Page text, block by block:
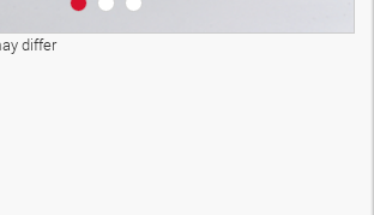
differ